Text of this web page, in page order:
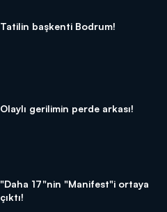
Tatilin başkenti Bodrum!
Olaylı gerilimin perde arkası!
"Daha 17"nin "Manifest"i ortaya
çıktı!